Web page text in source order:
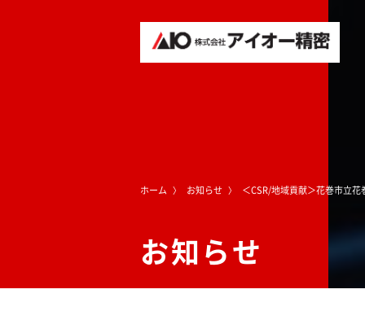
ホーム お知らせ ＜CSR/地域貢献＞花巻市立
お知らせ